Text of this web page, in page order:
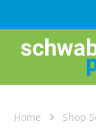
Home Shop